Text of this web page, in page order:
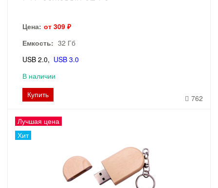
Цена: от 309 ₽
Емкость: 32 Гб
USB 2.0
USB 3.0
В наличии
Купить
762
Лучшая цена
Хит